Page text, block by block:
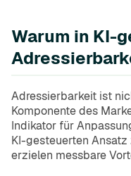
Warum in KI-
Adressierbarkeit ist
Komponente des
Indikator für
KI-gesteuerten
erzielen messbare